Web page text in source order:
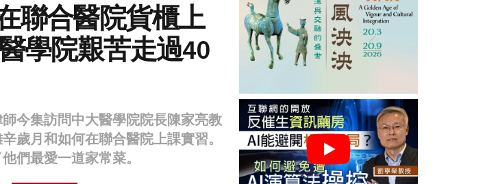
聯合醫院貨櫃上
學院艱苦走過40
今集訪問中大醫學院院長陳家亮教
歲月和如何在聯合醫院上課實習。
們最愛一道家常菜。